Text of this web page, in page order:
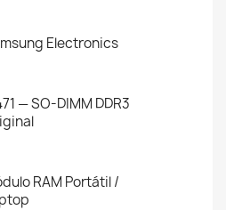
Electronics
— SO-DIMM DDR3
RAM Portátil /